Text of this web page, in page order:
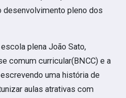
desenvolvimento pleno dos
plena João Sato,
comum curricular(BNCC) e a
uma história de
aulas atrativas com